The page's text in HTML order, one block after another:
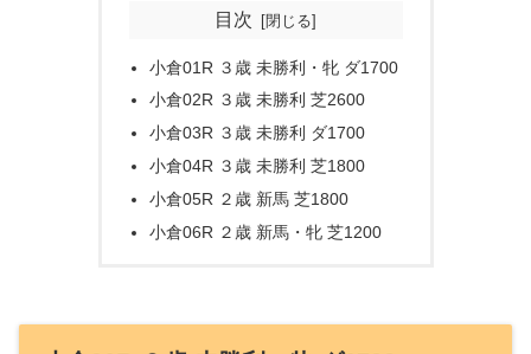
目次
小倉01R ３歳 未勝利・牝 ダ1700
小倉02R ３歳 未勝利 芝2600
小倉03R ３歳 未勝利 ダ1700
小倉04R ３歳 未勝利 芝1800
小倉05R ２歳 新馬 芝1800
小倉06R ２歳 新馬・牝 芝1200